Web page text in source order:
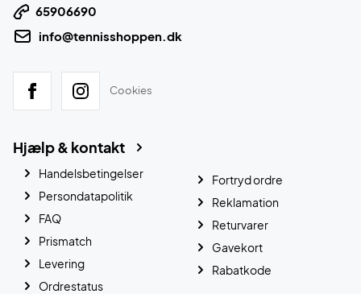
65906690
info@tennisshoppen.dk
Cookies
Hjælp & kontakt
Handelsbetingelser
Persondatapolitik
FAQ
Prismatch
Levering
Ordrestatus
Fortryd ordre
Reklamation
Returvarer
Gavekort
Rabatkode